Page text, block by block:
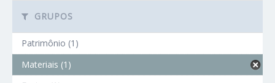
GRUPOS
Patrimônio (1)
Materiais (1)